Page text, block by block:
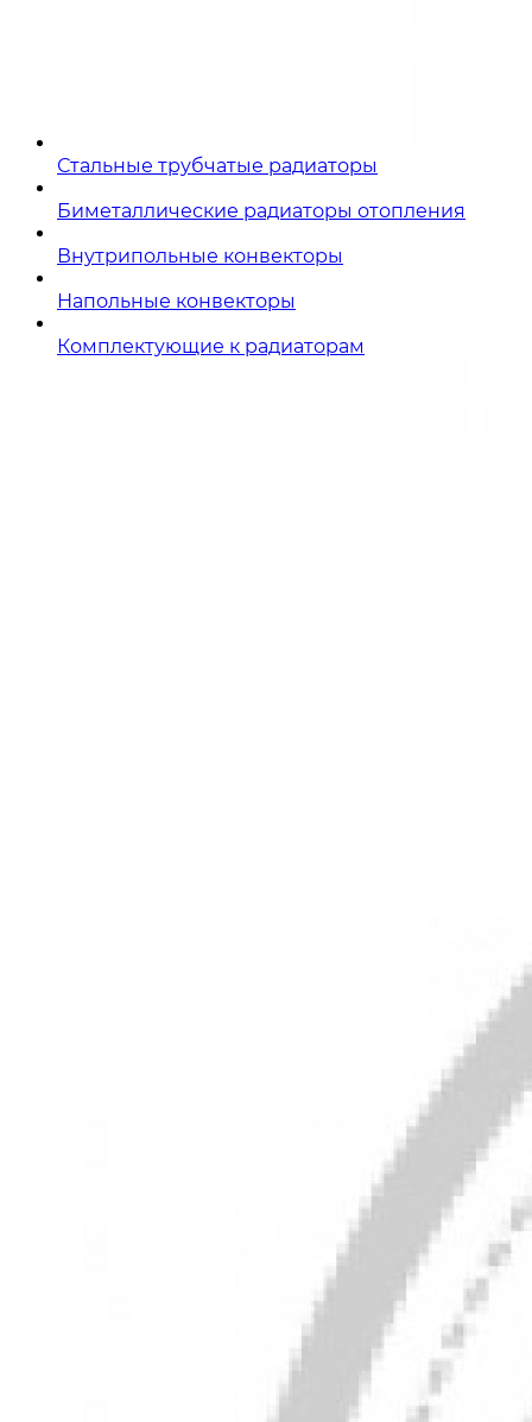
Стальные трубчатые радиаторы
Биметаллические радиаторы отопления
Внутрипольные конвекторы
Напольные конвекторы
Комплектующие к радиаторам